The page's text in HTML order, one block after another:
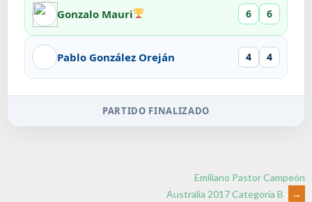
Gonzalo Mauri 6 6
Pablo González Oreján 4 4
PARTIDO FINALIZADO
Emiliano Pastor Campeón
Australia 2017 Categoría B
→